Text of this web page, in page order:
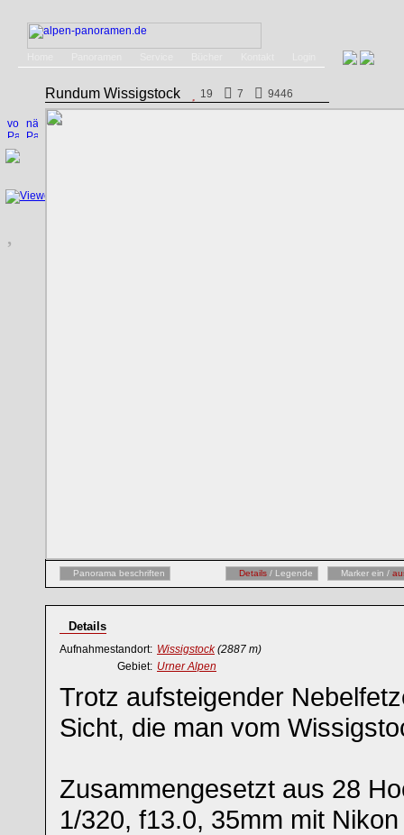
Rundum Wissigstock 19 7 9446
Panorama beschriften Details / Legende Marker ein /
Details
Aufnahmestandort: Wissigstock (2887 m)
Gebiet: Urner Alpen
Trotz aufsteigender
Sicht, die man vom
Zusammengesetzt aus 28
1/320, f13.0, 35mm mit